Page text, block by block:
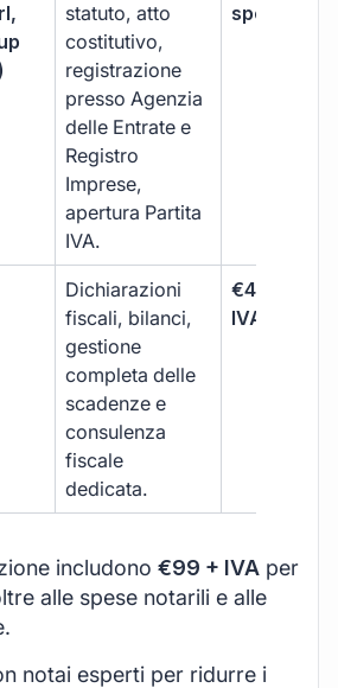
statuto, atto
costitutivo,
registrazione
presso Agenzia
delle Entrate e
Registro
Imprese,
apertura Partita
IVA.
spese
Dichiarazioni
fiscali, bilanci,
gestione
completa delle
scadenze e
consulenza
fiscale
dedicata.
€499 +
IVA/
includono €99 + IVA per
alle spese notarili e alle
notai esperti per ridurre i